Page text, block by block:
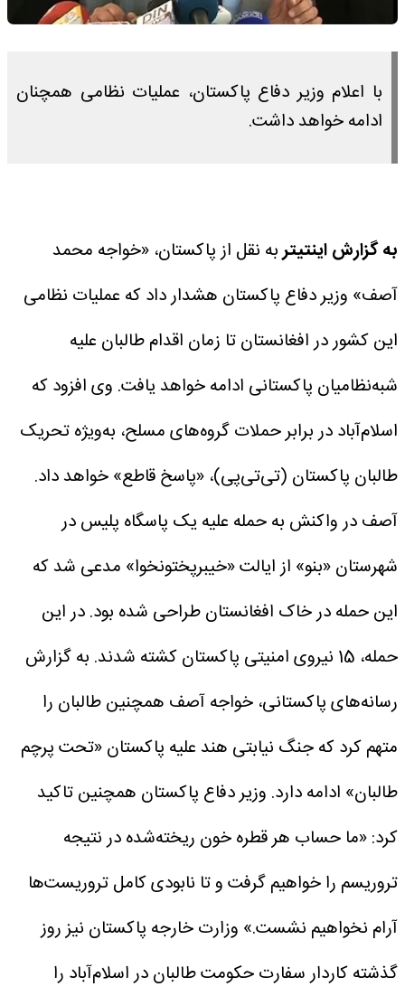
با اعلام وزیر دفاع پاکستان، عملیات نظامی همچنان
ادامه خواهد داشت.
به گزارش اینتیتربه نقل از پاکستان، «خواجه محمد
آصف» وزیر دفاع پاکستان هشدار داد که عملیات نظامی
این کشور در افغانستان تا زمان اقدام طالبان علیه
شبه‌نظامیان پاکستانی ادامه خواهد یافت. وی افزود که
اسلام‌آباد در برابر حملات گروه‌های مسلح، به‌ویژه تحریک
طالبان پاکستان (تی‌تی‌پی)، «پاسخ قاطع» خواهد داد.
آصف در واکنش به حمله علیه یک پاسگاه پلیس در
شهرستان «بنو» از ایالت «خیبرپختونخوا» مدعی شد که
این حمله در خاک افغانستان طراحی شده بود. در این
حمله، 15 نیروی امنیتی پاکستان کشته شدند.
به گزارش
رسانه‌های پاکستانی، خواجه آصف همچنین طالبان را
متهم کرد که جنگ نیابتی هند علیه پاکستان «تحت پرچم
طالبان» ادامه دارد. وزیر دفاع پاکستان همچنین تاکید
کرد: «ما حساب هر قطره خون ریخته‌شده در نتیجه
تروریسم را خواهیم گرفت و تا نابودی کامل تروریست‌ها
آرام نخواهیم نشست.» وزارت خارجه پاکستان نیز روز
گذشته کاردار سفارت حکومت طالبان در اسلام‌آباد را